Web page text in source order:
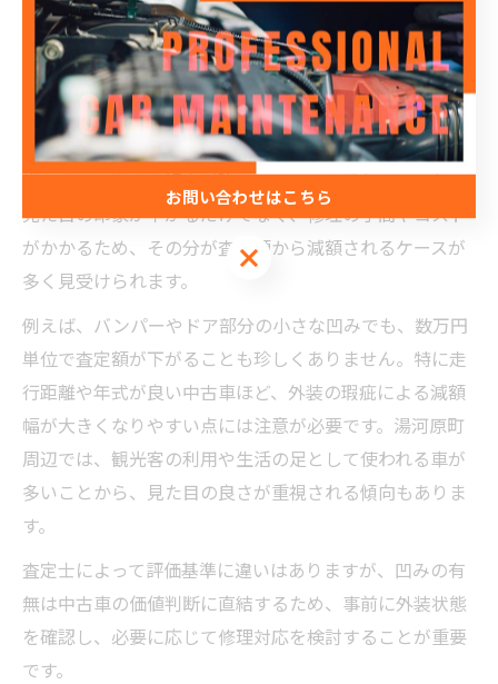
中古車の凹みが査定額に与える具体的な影響
中古車査定において、車体の凹みは査定額に大きく影響
します。特に神奈川県足柄下郡湯河原町のような地域で
は、地元の中古車販売店や買取業者が細かな外装の状態
までチェックする傾向が強いです。凹みがあると、車の
見た目の印象が下がるだけでなく、修理の手間やコスト
がかかるため、その分が査定額から減額されるケースが
多く見受けられます。
例えば、バンパーやドア部分の小さな凹みでも、数万円
単位で査定額が下がることも珍しくありません。特に走
行距離や年式が良い中古車ほど、外装の瑕疵による減額
幅が大きくなりやすい点には注意が必要です。湯河原町
周辺では、観光客の利用や生活の足として使われる車が
多いことから、見た目の良さが重視される傾向もありま
す。
査定士によって評価基準に違いはありますが、凹みの有
無は中古車の価値判断に直結するため、事前に外装状態
を確認し、必要に応じて修理対応を検討することが重要
です。
お問い合わせはこちら
お問い合わせはこちら